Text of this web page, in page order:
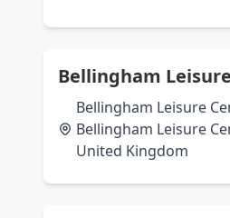
Bellingham
Bellingham Leisure
Bellingham Leisure
United Kingdom